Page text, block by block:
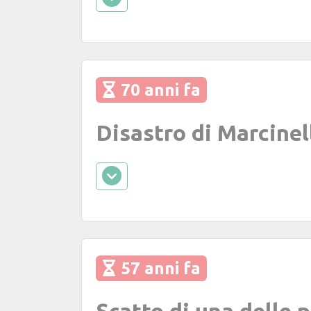
70 anni fa
Disastro di
57 anni fa